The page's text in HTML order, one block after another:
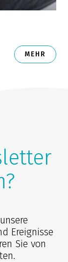
MEHR
Ereignisse
Sie von